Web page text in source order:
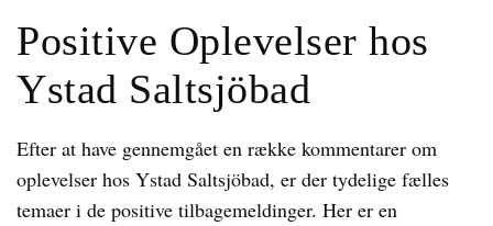
Positive Oplevelser hos
Ystad Saltsjöbad
Efter at have gennemgået en række kommentarer om
oplevelser hos Ystad Saltsjöbad, er der tydelige fælles
temaer i de positive tilbagemeldinger. Her er en